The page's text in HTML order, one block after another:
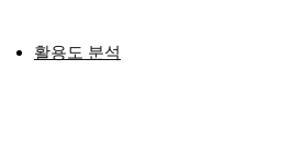
활용도 분석